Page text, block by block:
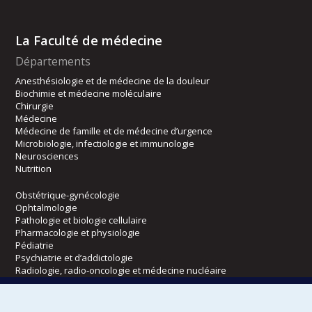
La Faculté de médecine
Départements
Anesthésiologie et de médecine de la douleur
Biochimie et médecine moléculaire
Chirurgie
Médecine
Médecine de famille et de médecine d’urgence
Microbiologie, infectiologie et immunologie
Neurosciences
Nutrition
Obstétrique-gynécologie
Ophtalmologie
Pathologie et biologie cellulaire
Pharmacologie et physiologie
Pédiatrie
Psychiatrie et d’addictologie
Radiologie, radio-oncologie et médecine nucléaire